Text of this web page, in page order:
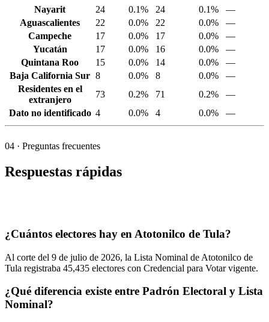
Nayarit
24 0.1% 24 0.1%
—
Aguascalientes
22 0.0% 22 0.0%
—
Campeche
17 0.0% 17 0.0%
—
Yucatán
17 0.0% 16 0.0%
—
Quintana Roo
15 0.0% 14 0.0%
—
Baja California Sur 8 0.0% 8 0.0%
—
Residentes en el
extranjero
73 0.2% 71 0.2%
—
Dato no identificado 4 0.0% 4 0.0% —
04 · Preguntas frecuentes
Respuestas rápidas
¿Cuántos electores hay en Atotonilco de Tula?
Al corte del 9 de julio de 2026, la Lista Nominal de Atotonilco de
Tula registraba 45,435 electores con Credencial para Votar vigente.
¿Qué diferencia existe entre Padrón Electoral y Lista
Nominal?